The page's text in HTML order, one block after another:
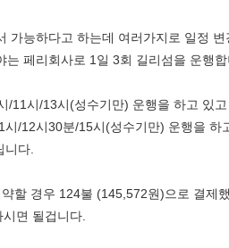
가능하다고 하는데 여러가지로 일정
페리회사로 1일 3회 길리섬을 운행합
/11시/13시(성수기만) 운행을 하고 있고
/12시30분/15시(성수기만) 운행을
니다.
할 경우 124불 (145,572원)으로 결제
면 될겁니다.